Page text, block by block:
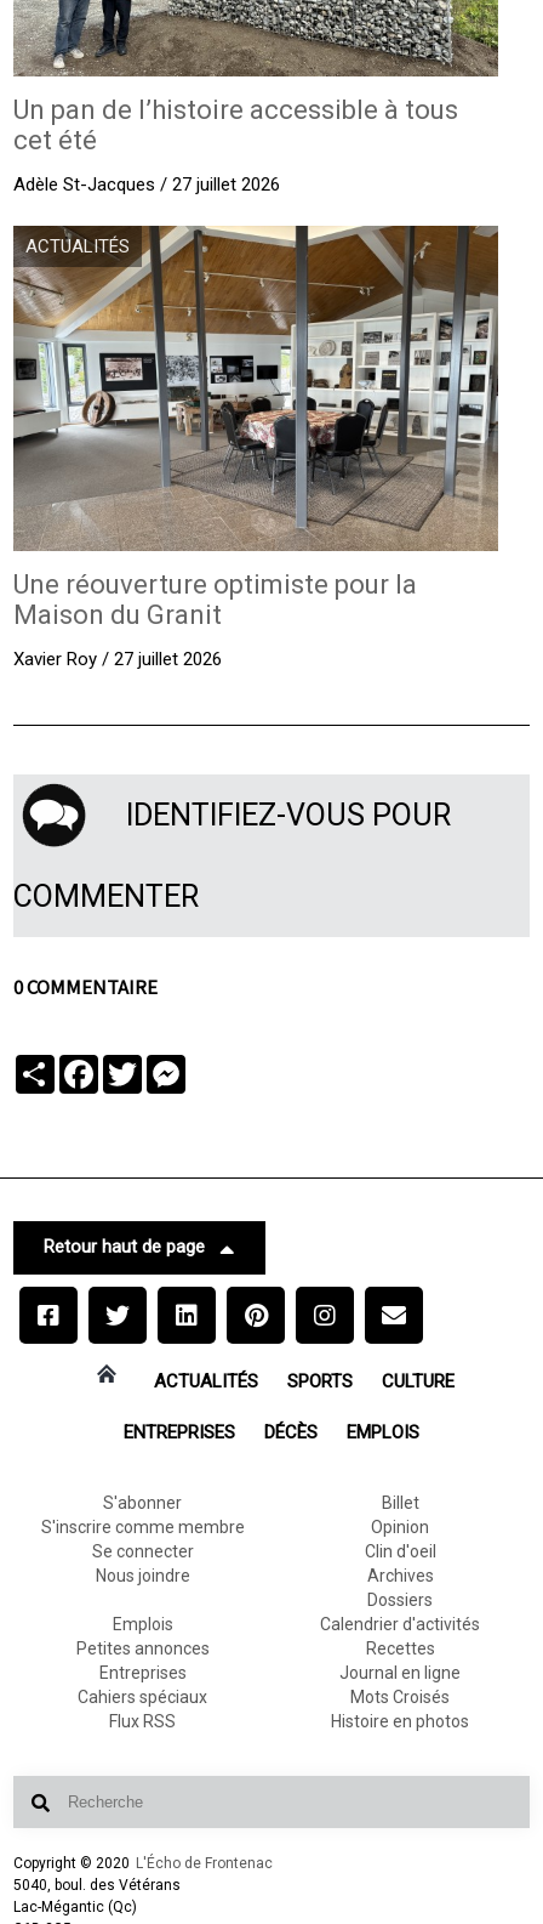
Un pan de l’histoire accessible à tous
cet été
Adèle St-Jacques / 27 juillet 2026
ACTUALITÉS
Une réouverture optimiste pour la
Maison du Granit
Xavier Roy / 27 juillet 2026
IDENTIFIEZ-VOUS POUR
COMMENTER
0 COMMENTAIRE
PartagerFacebook
Twitter
Retour haut de page
ACTUALITÉS SPORTS CULTURE
ENTREPRISES DÉCÈS EMPLOIS
S'abonner
S'inscrire comme membre
Se connecter
Nous joindre
Billet
Opinion
Clin d'oeil
Archives
Dossiers
Emplois
Petites annonces
Entreprises
Cahiers spéciaux
Flux RSS
Calendrier d'activités
Recettes
Journal en ligne
Mots Croisés
Histoire en photos
Copyright © 2020 L'Écho de Frontenac
5040, boul. des Vétérans
Lac-Mégantic (Qc)